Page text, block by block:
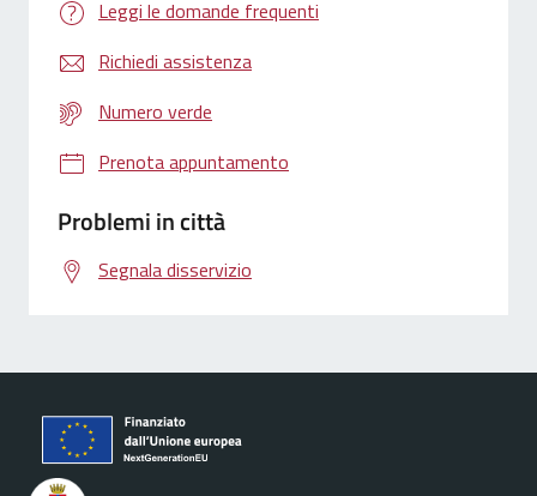
Leggi le domande frequenti
Richiedi assistenza
Numero verde
Prenota appuntamento
Problemi in città
Segnala disservizio